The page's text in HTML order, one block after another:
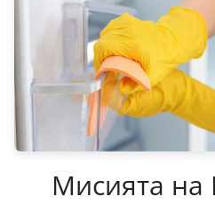
Мисията на